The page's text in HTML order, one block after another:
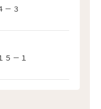
－３
－１